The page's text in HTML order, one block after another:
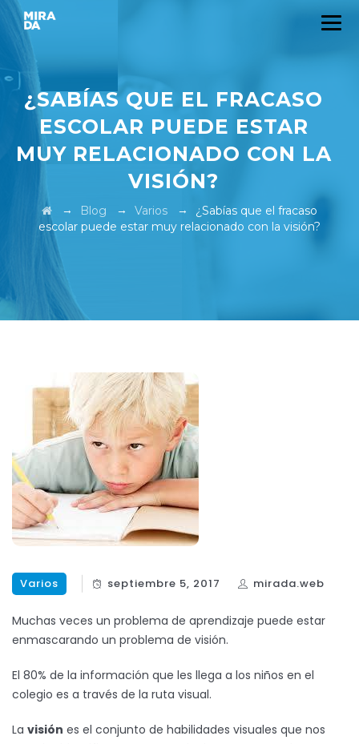
¿SABÍAS QUE EL FRACASO
ESCOLAR PUEDE ESTAR
MUY RELACIONADO CON LA
VISIÓN?
→ Blog → Varios →
¿Sabías que el fracaso
escolar puede estar muy relacionado con la visión?
Varios septiembre 5, 2017 mirada.web
Muchas veces un problema de aprendizaje puede estar
enmascarando un problema de visión.
El 80% de la información que les llega a los niños en el
colegio es a través de la ruta visual.
La visión es el conjunto de habilidades visuales que nos